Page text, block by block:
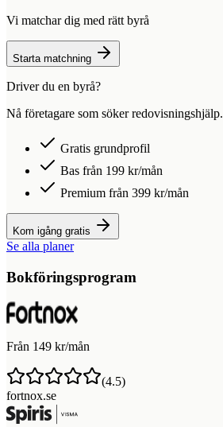
Vi matchar dig med rätt byrå
Starta matchning
Driver du en byrå?
Nå företagare som söker redovisningshjälp.
Gratis grundprofil
Bas från 199 kr/mån
Premium från 399 kr/mån
Kom igång gratis
Se alla planer
Bokföringsprogram
Från 149 kr/mån
(4.5)
fortnox.se